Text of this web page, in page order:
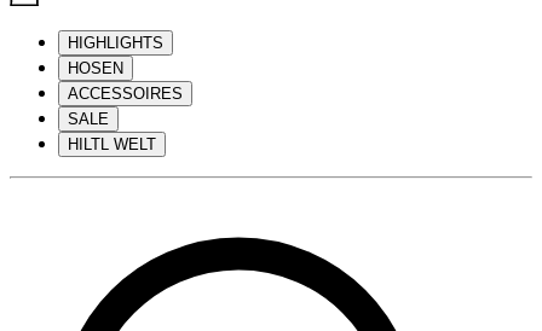
HIGHLIGHTS
HOSEN
ACCESSOIRES
SALE
HILTL WELT